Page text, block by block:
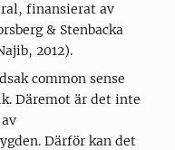
finansierat av
& Stenbacka
2012).
common sense
Däremot är det inte
Därför kan det